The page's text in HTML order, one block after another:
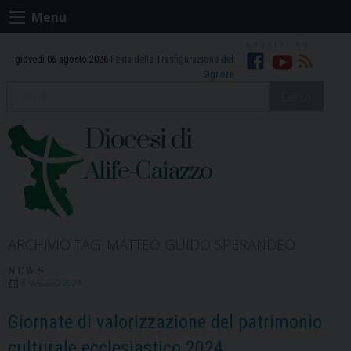
Skip
to
Menu
giovedì 06 agosto 2026 Festa della Trasfigurazione del
Signore
Facebook
Youtube
RSS
Diocesi di
Alife-Caiazzo
8 MAGGIO 2024
Giornate di valorizzazione del patrimonio